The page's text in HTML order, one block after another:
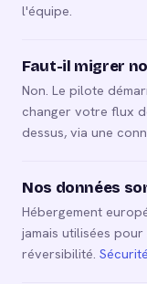
l'équipe.
Faut-il migrer
Non. Le pilote
changer votre flux
dessus, via une
Nos données
Hébergement
jamais utilisées
réversibilité.